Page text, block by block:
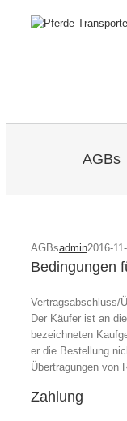
Inhalt
AGBs
AGBsadmin2016-
Bedingungen
Vertragsabschluss/
Der Käufer ist an
bezeichneten
er die Bestellung
Übertragungen von
Zahlung